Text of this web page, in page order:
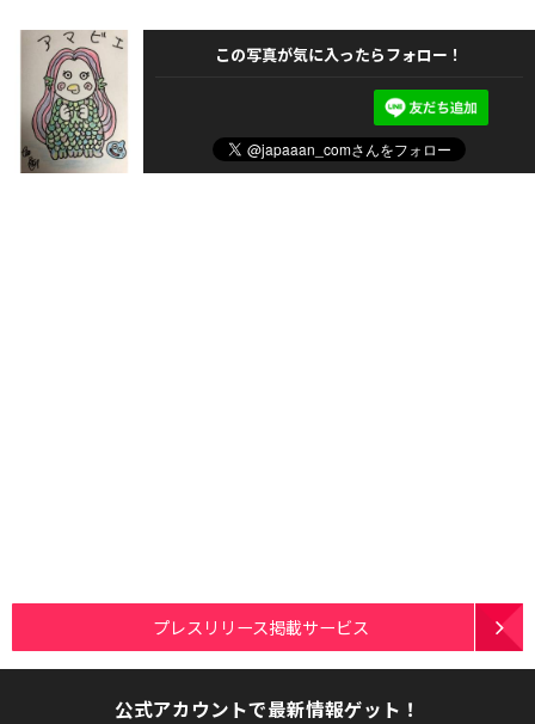
この写真が気に入ったらフォロー！
プレスリリース掲載サービス
公式アカウントで最新情報ゲット！